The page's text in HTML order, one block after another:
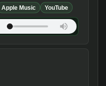
Apple Music YouTube